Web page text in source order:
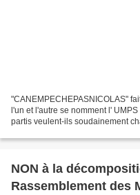
"CANEMPECHEPASNICOLAS"
l'un et l'autre se nomment l'
partis veulent-ils soudainement
NON à la
Rassemblement des